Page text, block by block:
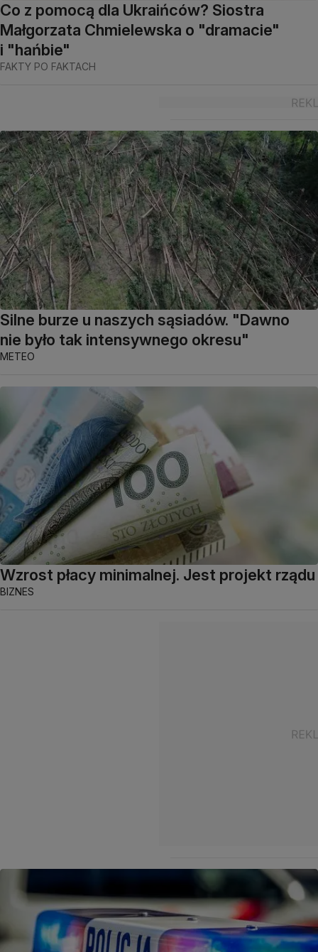
Co z pomocą dla Ukraińców? Siostra
Małgorzata Chmielewska o "dramacie"
i "hańbie"
FAKTY PO FAKTACH
Silne burze u naszych sąsiadów. "Dawno
nie było tak intensywnego okresu"
METEO
Wzrost płacy minimalnej. Jest projekt rządu
BIZNES